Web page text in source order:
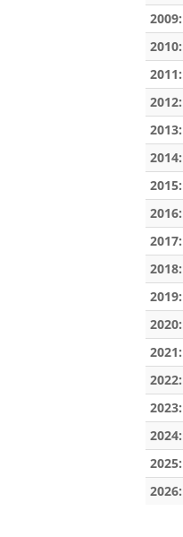
2009:
2010:
2011:
2012:
2013:
2014:
2015:
2016:
2017:
2018:
2019:
2020:
2021:
2022:
2023:
2024:
2025:
2026: